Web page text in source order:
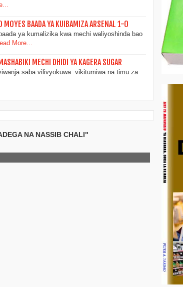
MOYES BAADA YA KUIBAMIZA ARSENAL 1-0
ya kumalizika kwa mechi waliyoshinda bao
More...
MECHI DHIDI YA KAGERA SUGAR
saba vilivyokuwa vikitumiwa na timu za
NA NASSIB CHALI"